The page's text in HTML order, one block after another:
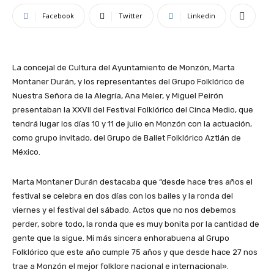
Facebook Twitter Linkedin
La concejal de Cultura del Ayuntamiento de Monzón, Marta
Montaner Durán, y los representantes del Grupo Folklórico de
Nuestra Señora de la Alegría, Ana Meler, y Miguel Peirón
presentaban la XXVII del Festival Folklórico del Cinca Medio, que
tendrá lugar los días 10 y 11 de julio en Monzón con la actuación,
como grupo invitado, del Grupo de Ballet Folklórico Aztlán de
México.
Marta Montaner Durán destacaba que “desde hace tres años el
festival se celebra en dos días con los bailes y la ronda del
viernes y el festival del sábado. Actos que no nos debemos
perder, sobre todo, la ronda que es muy bonita por la cantidad de
gente que la sigue. Mi más sincera enhorabuena al Grupo
Folklórico que este año cumple 75 años y que desde hace 27 nos
trae a Monzón el mejor folklore nacional e internacional».